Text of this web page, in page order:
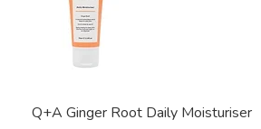
Q+A Ginger Root Daily Moisturiser